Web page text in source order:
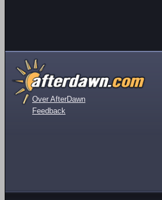
Over AfterDawn
Feedback